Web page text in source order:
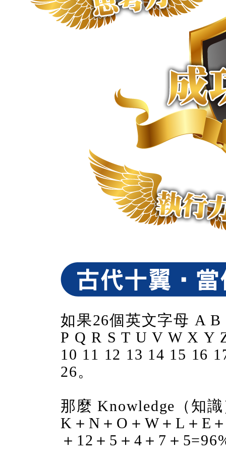
如果26個英文字母 A
P Q R S T U V W X Y
10 11 12 13 14 15 16
26。
那麼 Knowledge（知
K＋N＋O＋W＋L＋E
＋12＋5＋4＋7＋